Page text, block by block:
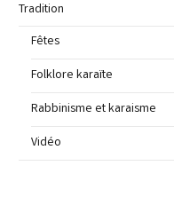
Tradition
Fêtes
Folklore karaïte
Rabbinisme et karaisme
Vidéo